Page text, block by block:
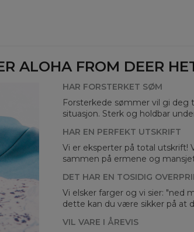
ALOHA FROM DEER
HAR FORSTERKET SØM
Forsterkede sømmer vil gi deg
situasjon. Sterk og holdbar
HAR EN PERFEKT UTSKRIFT
Vi er eksperter på total
sammen på ermene og
DET HAR EN TOSIDIG
Vi elsker farger og vi sier: "ned
dette kan du være sikker på at
VIL VARE I ÅREVIS